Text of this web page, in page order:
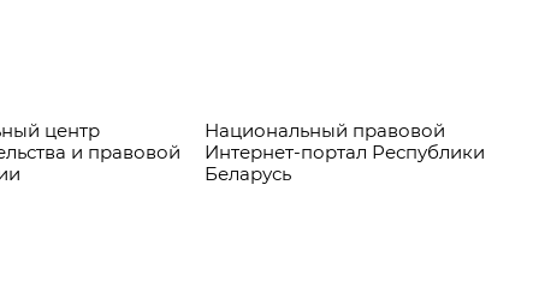
центр
и правовой
Национальный правовой
Интернет-портал Республики
Беларусь